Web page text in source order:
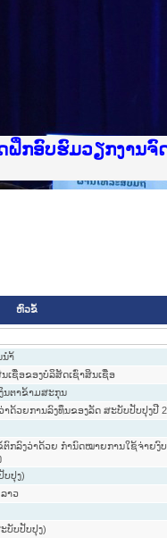
of Justice
ຍແຜ່ວັບໄຊຈົດໝາຍເ
ຊວງຍຸຕິທຳ
ຝຶກອົບຮົມວຽກງານຈົ
ງປະຊຸມທົບທວນຄືນກ
ອົບຮົມ ຜູ່ປະສານງາ
ອົບຮົມ ຜູ່ປະສານງາ
ຍແຜ່ແອັບກົດໝາຍລາ
ຍແຜ່ແອັບກົດໝາຍລາ
ລະດັບວຽກງານຈົດໝ
ຝຶກອົບຮົມວຽກງານຈົ
ຫົວຂໍ້
ນຳ້
ເຊື່ອຂອງບໍລິສັດເຊົ່າສິນເຊື່ອ
ນຕາຂ້າມສະກຸນ
ດ້ວຍການລົງທຶນຂອງລັດ ສະບັບປັບປຸງປີ
ຕົກລົງວ່າດ້ວຍ ກຳນົດໝາຍການໃຊ້ຈ່າຍງົ
ບປຸງ)
າວ
ບັບປັບປຸງ)